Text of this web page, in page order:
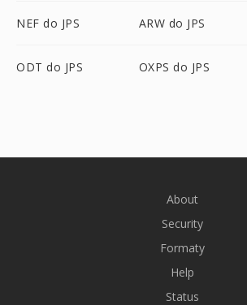
NEF do JPS ARW do JPS
ODT do JPS OXPS do JPS
About
Security
Formaty
Help
Status